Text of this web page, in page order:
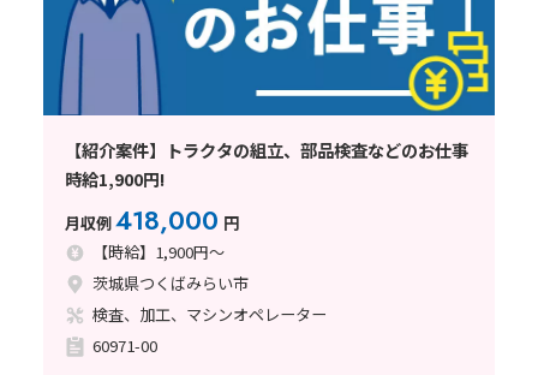
【紹介案件】トラクタの組立、部品検査などのお仕事
時給1,900円!
月収例418,000 円
【時給】1,900円～
茨城県つくばみらい市
検査、加工、マシンオペレーター
60971-00